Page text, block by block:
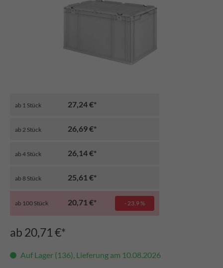
ab 20,71 €*
Auf Lager (136), Lieferung am 10.08.2026
ab 1 Stück 27,24 €*
ab 2 Stück 26,69 €*
ab 4 Stück 26,14 €*
ab 8 Stück 25,61 €*
ab 100 Stück 20,71 €* - 23.9 %